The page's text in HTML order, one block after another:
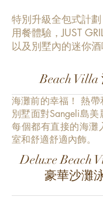
特別升級全包式計
用餐體驗，JUST
以及別墅內的迷你酒
Beach Villa
海灘前的幸福！ 熱
別墅面對Sangeli島美
每個都有直接的海灘
室和舒適舒適內飾。
Deluxe Beach
豪華沙灘